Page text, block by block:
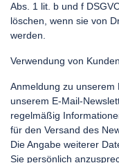
Abs. 1 lit. b und f
löschen, wenn sie von
werden.
Verwendung von
Anmeldung zu unserem
unserem E-Mail-
regelmäßig
für den Versand des
Die Angabe weiterer
Sie persönlich